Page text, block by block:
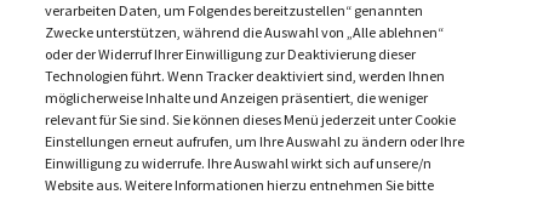
verarbeiten Daten, um Folgendes bereitzustellen“ genannten
Zwecke unterstützen, während die Auswahl von „Alle ablehnen“
oder der Widerruf Ihrer Einwilligung zur Deaktivierung dieser
Technologien führt. Wenn Tracker deaktiviert sind, werden Ihnen
möglicherweise Inhalte und Anzeigen präsentiert, die weniger
relevant für Sie sind. Sie können dieses Menü jederzeit unter Cookie
Einstellungen erneut aufrufen, um Ihre Auswahl zu ändern oder Ihre
Einwilligung zu widerrufe. Ihre Auswahl wirkt sich auf unsere/n
Website aus. Weitere Informationen hierzu entnehmen Sie bitte